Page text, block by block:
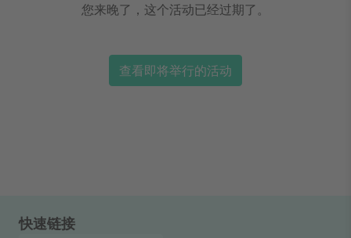
您来晚了，这个活动已经过期了。
查看即将举行的活动
快速链接